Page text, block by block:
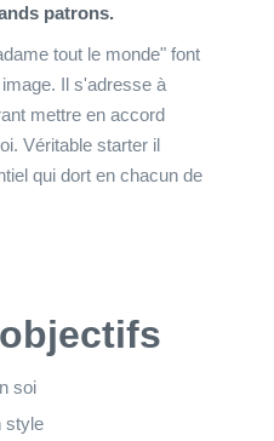
patrons.
tout le monde" font
Il s'adresse à
mettre en accord
Véritable starter il
qui dort en chacun de
objectifs
soi
style